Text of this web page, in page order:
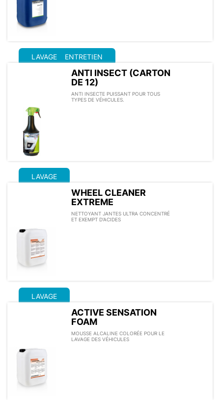
LAVAGE ENTRETIEN
ANTI INSECT (CARTON
DE 12)
ANTI INSECTE PUISSANT POUR TOUS
TYPES DE VÉHICULES.
LAVAGE
WHEEL CLEANER
EXTREME
NETTOYANT JANTES ULTRA CONCENTRÉ
ET EXEMPT D’ACIDES
LAVAGE
ACTIVE SENSATION
FOAM
MOUSSE ALCALINE COLORÉE POUR LE
LAVAGE DES VÉHICULES